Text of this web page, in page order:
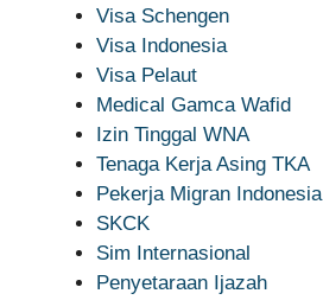
Visa Schengen
Visa Indonesia
Visa Pelaut
Medical Gamca Wafid
Izin Tinggal WNA
Tenaga Kerja Asing TKA
Pekerja Migran Indonesia
SKCK
Sim Internasional
Penyetaraan Ijazah